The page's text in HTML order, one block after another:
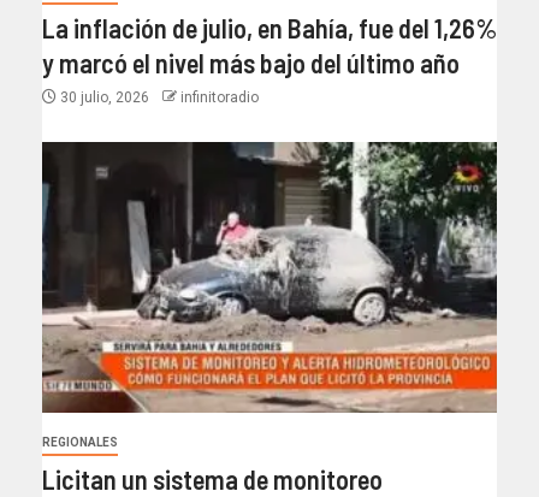
La inflación de julio, en Bahía, fue del 1,26%
y marcó el nivel más bajo del último año​
30 julio, 2026 infinitoradio
REGIONALES
Licitan un sistema de monitoreo